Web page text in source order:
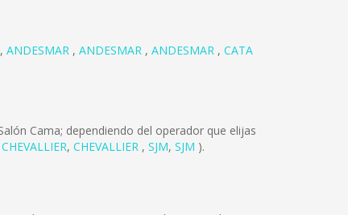
, ANDESMAR , ANDESMAR , ANDESMAR , CATA
Cama; dependiendo del operador que elijas
CHEVALLIER, CHEVALLIER , SJM, SJM ).